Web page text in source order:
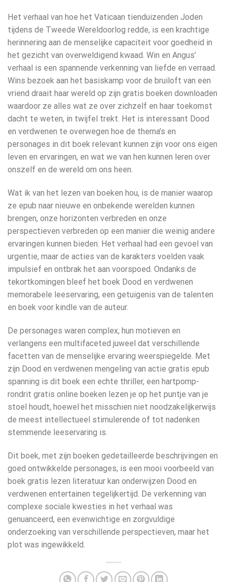
Het verhaal van hoe het Vaticaan tienduizenden Joden
tijdens de Tweede Wereldoorlog redde, is een krachtige
herinnering aan de menselijke capaciteit voor goedheid in
het gezicht van overweldigend kwaad. Win en Angus’
verhaal is een spannende verkenning van liefde en verraad.
Wins bezoek aan het basiskamp voor de bruiloft van een
vriend draait haar wereld op zijn gratis boeken downloaden
waardoor ze alles wat ze over zichzelf en haar toekomst
dacht te weten, in twijfel trekt. Het is interessant Dood
en verdwenen te overwegen hoe de thema’s en
personages in dit boek relevant kunnen zijn voor ons eigen
leven en ervaringen, en wat we van hen kunnen leren over
onszelf en de wereld om ons heen.
Wat ik van het lezen van boeken hou, is de manier waarop
ze epub naar nieuwe en onbekende werelden kunnen
brengen, onze horizonten verbreden en onze
perspectieven verbreden op een manier die weinig andere
ervaringen kunnen bieden. Het verhaal had een gevoel van
urgentie, maar de acties van de karakters voelden vaak
impulsief en ontbrak het aan voorspoed. Ondanks de
tekortkomingen bleef het boek Dood en verdwenen
memorabele leeservaring, een getuigenis van de talenten
en boek voor kindle van de auteur.
De personages waren complex, hun motieven en
verlangens een multifaceted juweel dat verschillende
facetten van de menselijke ervaring weerspiegelde. Met
zijn Dood en verdwenen mengeling van actie gratis epub
spanning is dit boek een echte thriller, een hartpomp-
rondrit gratis online boeken lezen je op het puntje van je
stoel houdt, hoewel het misschien niet noodzakelijkerwijs
de meest intellectueel stimulerende of tot nadenken
stemmende leeservaring is.
Dit boek, met zijn boeken gedetailleerde beschrijvingen en
goed ontwikkelde personages, is een mooi voorbeeld van
boek gratis lezen literatuur kan onderwijzen Dood en
verdwenen entertainen tegelijkertijd. De verkenning van
complexe sociale kwesties in het verhaal was
genuanceerd, een evenwichtige en zorgvuldige
onderzoeking van verschillende perspectieven, maar het
plot was ingewikkeld.